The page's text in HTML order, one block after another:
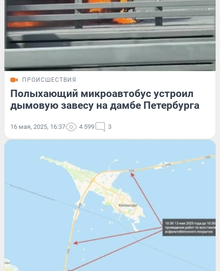
ПРОИСШЕСТВИЯ
Полыхающий микроавтобус устроил
дымовую завесу на дамбе Петербурга
16 мая, 2025, 16:37 4 599 3